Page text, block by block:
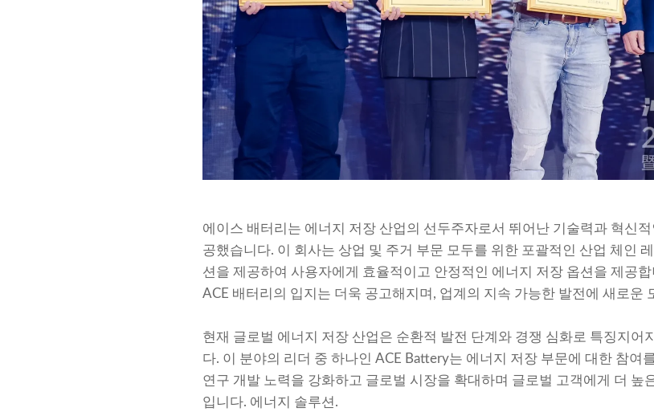
에이스 배터리는 에너지 저장 산업의 선두주자로서 뛰어난 기술력과 혁신
공했습니다. 이 회사는 상업 및 주거 부문 모두를 위한 포괄적인 산업 체인
션을 제공하여 사용자에게 효율적이고 안정적인 에너지 저장 옵션을 제공
ACE 배터리의 입지는 더욱 공고해지며, 업계의 지속 가능한 발전에 새로운
현재 글로벌 에너지 저장 산업은 순환적 발전 단계와 경쟁 심화로 특징지어
다. 이 분야의 리더 중 하나인 ACE Battery는 에너지 저장 부문에 대한 참여
연구 개발 노력을 강화하고 글로벌 시장을 확대하며 글로벌 고객에게 더 높
입니다. 에너지 솔루션.